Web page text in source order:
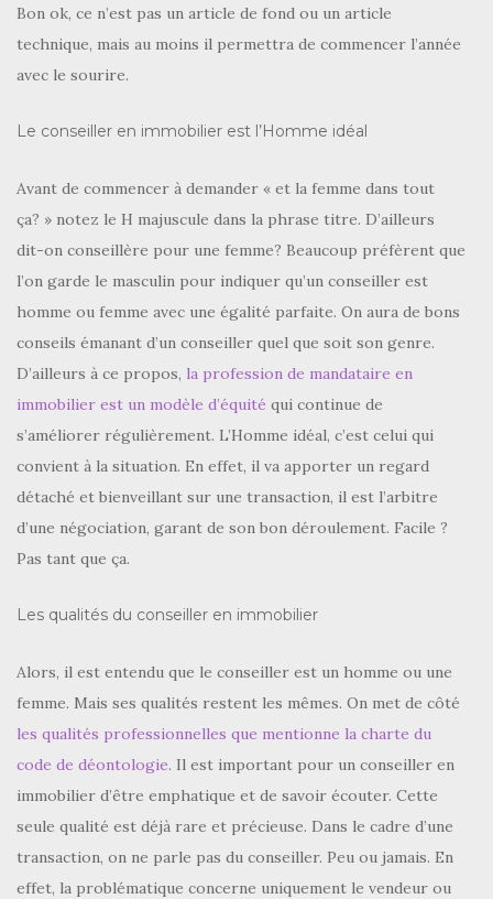
Bon ok, ce n’est pas un article de fond ou un article
technique, mais au moins il permettra de commencer l’année
avec le sourire.
Le conseiller en immobilier est l’Homme idéal
Avant de commencer à demander « et la femme dans tout
ça? » notez le H majuscule dans la phrase titre. D’ailleurs
dit-on conseillère pour une femme? Beaucoup préfèrent que
l’on garde le masculin pour indiquer qu’un conseiller est
homme ou femme avec une égalité parfaite. On aura de bons
conseils émanant d’un conseiller quel que soit son genre.
D’ailleurs à ce propos, la profession de mandataire en
immobilier est un modèle d’équité qui continue de
s’améliorer régulièrement. L’Homme idéal, c’est celui qui
convient à la situation. En effet, il va apporter un regard
détaché et bienveillant sur une transaction, il est l’arbitre
d’une négociation, garant de son bon déroulement. Facile ?
Pas tant que ça.
Les qualités du conseiller en immobilier
Alors, il est entendu que le conseiller est un homme ou une
femme. Mais ses qualités restent les mêmes. On met de côté
les qualités professionnelles que mentionne la charte du
code de déontologie. Il est important pour un conseiller en
immobilier d’être emphatique et de savoir écouter. Cette
seule qualité est déjà rare et précieuse. Dans le cadre d’une
transaction, on ne parle pas du conseiller. Peu ou jamais. En
effet, la problématique concerne uniquement le vendeur ou